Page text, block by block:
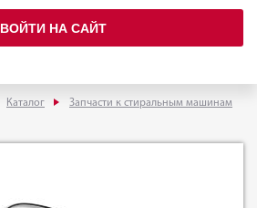
ВОЙТИ НА САЙТ
Каталог
Запчасти к стиральным машинам